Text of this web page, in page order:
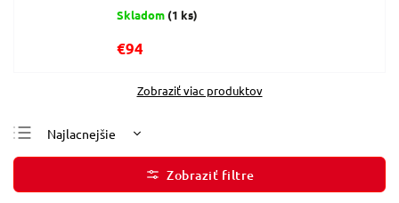
Skladom (1 ks)
€94
Zobraziť viac produktov
Najlacnejšie
Najdrahšie
Najpredávanejšie